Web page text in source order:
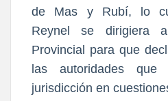
de Mas y Rubí, lo
Reynel se dirigiera
Provincial para que
las autoridades que
jurisdicción en